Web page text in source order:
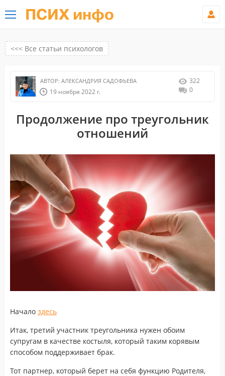
ПСИХ инфо
<<< Все статьи психологов
АВТОР: АЛЕКСАНДРИЯ САДОФЬЕВА
19 ноября 2022 г.
322
0
Продолжение про треугольник
отношений
Начало здесь
Итак, третий участник треугольника нужен обоим
супругам в качестве костыля, который таким корявым
способом поддерживает брак.
Тот партнер, который берет на себя функцию Родителя,